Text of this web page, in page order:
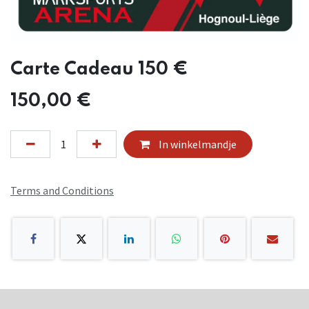
Carte Cadeau 150 €
150,00 €
In winkelmandje
Terms and Conditions